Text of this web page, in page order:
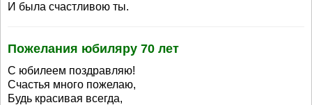
И была счастливою ты.
Пожелания юбиляру 70 лет
С юбилеем поздравляю!
Счастья много пожелаю,
Будь красивая всегда,